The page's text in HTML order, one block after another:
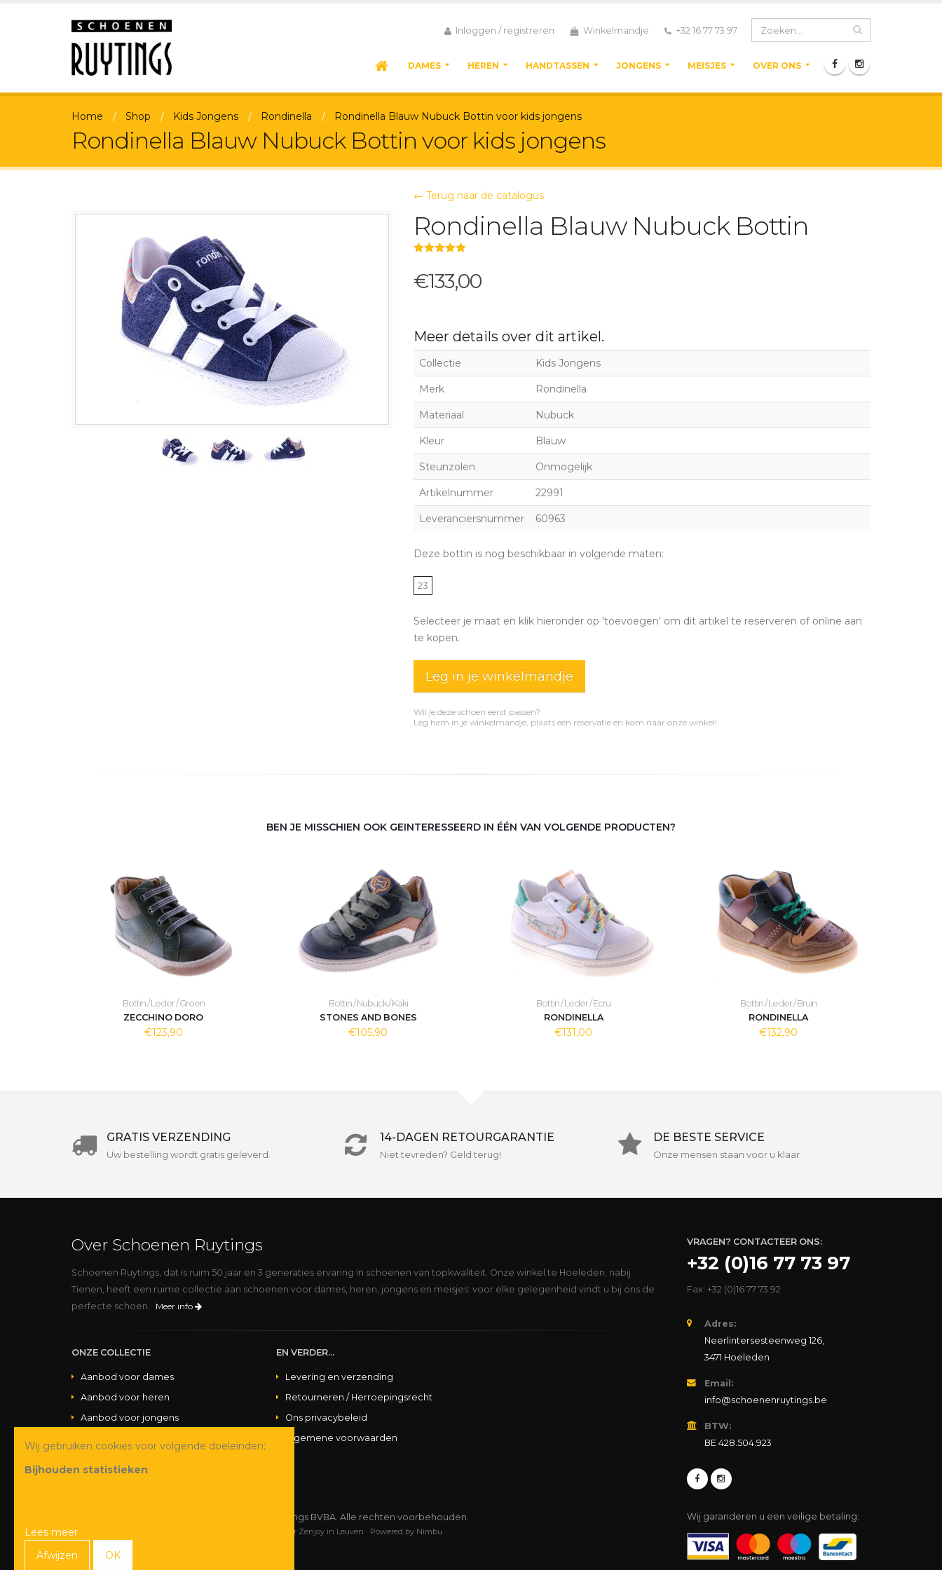
Inloggen / registreren Winkelmandje +32 16 77 73 97
DAMES HEREN HANDTASSEN JONGENS MEISJES OVER ONS
Home Shop Kids Jongens Rondinella Rondinella Blauw Nubuck Bottin voor kids jongens
Rondinella Blauw Nubuck Bottin voor kids jongens
← Terug naar de catalogus
Rondinella Blauw Nubuck Bottin
€133,00
Meer details over dit artikel.
Collectie Kids Jongens
Merk Rondinella
Materiaal Nubuck
Kleur Blauw
Steunzolen Onmogelijk
Artikelnummer 22991
Leveranciersnummer 60963
Deze bottin is nog beschikbaar in volgende maten:
23
Selecteer je maat en klik hieronder op 'toevoegen' om dit artikel te reserveren of online aan
te kopen.
Leg in je winkelmandje
Wil je deze schoen eerst passen?
Leg hem in je winkelmandje, plaats een reservatie en kom naar onze winkel!
BEN JE MISSCHIEN OOK GEINTERESSEERD IN ÉÉN VAN VOLGENDE PRODUCTEN?
Bottin / Leder / Groen
ZECCHINO DORO
€123,90
Bottin / Nubuck / Kaki
STONES AND BONES
€105,90
Bottin / Leder / Ecru
RONDINELLA
€131,00
Bottin / Leder / Bruin
RONDINELLA
€132,90
GRATIS VERZENDING
Uw bestelling wordt gratis geleverd.
14-DAGEN RETOURGARANTIE
Niet tevreden? Geld terug!
DE BESTE SERVICE
Onze mensen staan voor u klaar
Over Schoenen Ruytings
Schoenen Ruytings, dat is ruim 50 jaar en 3 generaties ervaring in schoenen van topkwaliteit. Onze winkel te Hoeleden, nabij
Tienen, heeft een ruime collectie aan schoenen voor dames, heren, jongens en meisjes: voor elke gelegenheid vindt u bij ons de
perfecte schoen.
Meer info
ONZE COLLECTIE
Aanbod voor dames
Aanbod voor heren
Aanbod voor jongens
EN VERDER...
Levering en verzending
Retourneren / Herroepingsrecht
Ons privacybeleid
Algemene voorwaarden
VRAGEN? CONTACTEER ONS:
+32 (0)16 77 73 97
Fax: +32 (0)16 77 73 92
Adres:
Neerlintersesteenweg 126,
3471 Hoeleden
Email:
info@schoenenruytings.be
BTW:
BE 428.504.923
© Copyright 2026 Schoenen Ruytings BVBA. Alle rechten voorbehouden.
door Zenjoy in Leuven · Powered by Nimbu
Wij garanderen u een veilige betaling:
Wij gebruiken cookies voor volgende doeleinden:
Bijhouden statistieken.
Lees meer
Afwijzen
OK